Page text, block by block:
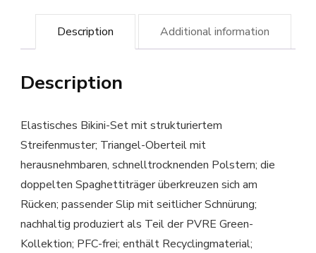
Description Additional information
Description
Elastisches Bikini-Set mit strukturiertem
Streifenmuster; Triangel-Oberteil mit
herausnehmbaren, schnelltrocknenden Polstern; die
doppelten Spaghettiträger überkreuzen sich am
Rücken; passender Slip mit seitlicher Schnürung;
nachhaltig produziert als Teil der PVRE Green-
Kollektion; PFC-frei; enthält Recyclingmaterial;